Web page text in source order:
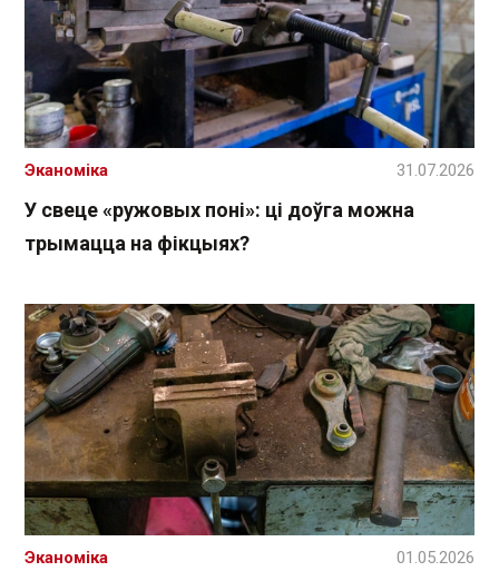
У свеце «ружовых поні»: ці доўга можна
трымацца на фікцыях?
Эканоміка 31.07.2026
Эканоміка 01.05.2026